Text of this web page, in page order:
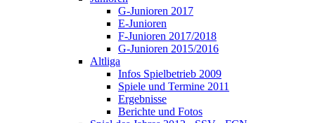
G-Junioren 2017
E-Junioren
F-Junioren 2017/2018
G-Junioren 2015/2016
Altliga
Infos Spielbetrieb 2009
Spiele und Termine 2011
Ergebnisse
Berichte und Fotos